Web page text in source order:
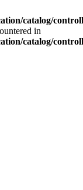
catalog/
in
catalog/